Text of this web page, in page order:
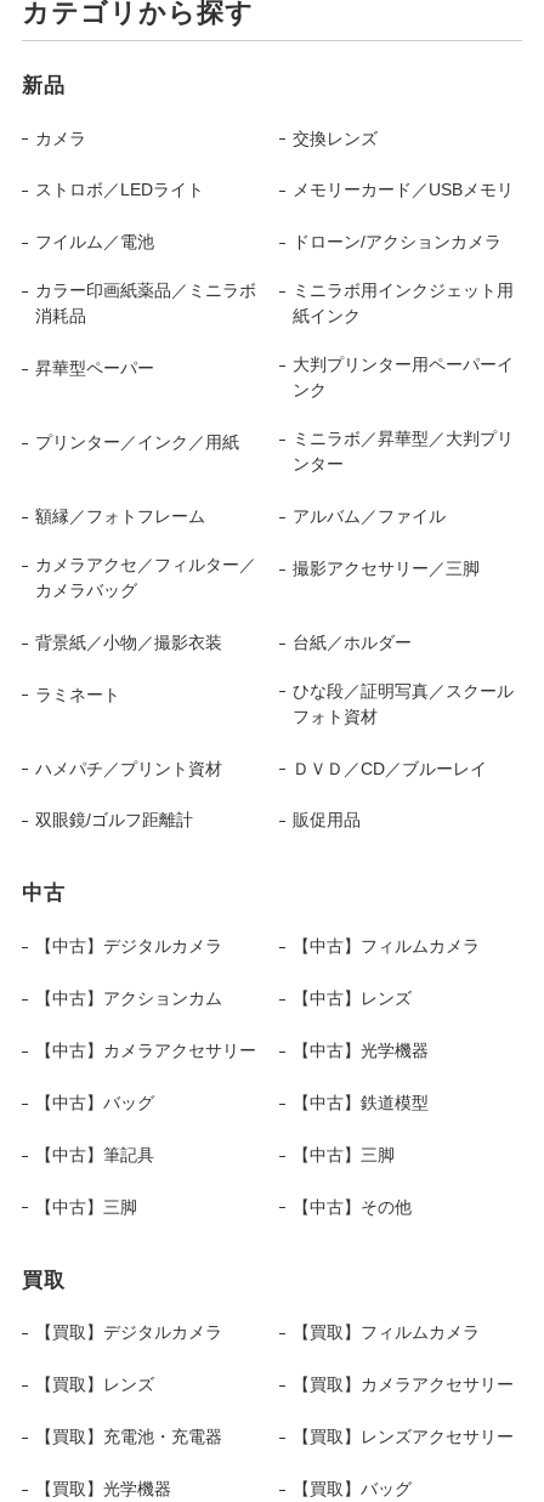
カテゴリから探す
新品
カメラ 交換レンズ
ストロボ／LEDライト メモリーカード／USBメモリ
フイルム／電池 ドローン/アクションカメラ
カラー印画紙薬品／ミニラボ
消耗品
ミニラボ用インクジェット用
紙インク
昇華型ペーパー
大判プリンター用ペーパーイ
ンク
プリンター／インク／用紙
ミニラボ／昇華型／大判プリ
ンター
額縁／フォトフレーム アルバム／ファイル
カメラアクセ／フィルター／
カメラバッグ
撮影アクセサリー／三脚
背景紙／小物／撮影衣装 台紙／ホルダー
ラミネート
ひな段／証明写真／スクール
フォト資材
ハメパチ／プリント資材 ＤＶＤ／CD／ブルーレイ
双眼鏡/ゴルフ距離計 販促用品
中古
【中古】デジタルカメラ 【中古】フィルムカメラ
【中古】アクションカム 【中古】レンズ
【中古】カメラアクセサリー 【中古】光学機器
【中古】バッグ 【中古】鉄道模型
【中古】筆記具 【中古】三脚
【中古】三脚 【中古】その他
買取
【買取】デジタルカメラ 【買取】フィルムカメラ
【買取】レンズ 【買取】カメラアクセサリー
【買取】充電池・充電器 【買取】レンズアクセサリー
【買取】光学機器 【買取】バッグ